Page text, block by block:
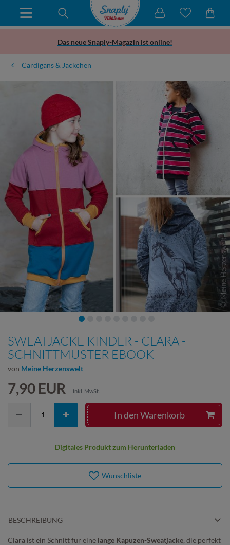
Das neue Snaply-Magazin ist online!
Cardigans & Jäckchen
SWEATJACKE KINDER - CLARA -
SCHNITTMUSTER EBOOK
von Meine Herzenswelt
7,90 EUR inkl. MwSt.
In den Warenkorb
Digitales Produkt zum Herunterladen
Wunschliste
BESCHREIBUNG
Clara ist ein Schnitt für eine lange Kapuzen-Sweatjacke, die perfekt